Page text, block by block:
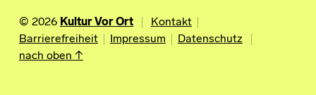
© 2026 Kultur Vor Ort
Kontakt
Barrierefreiheit
Impressum
Datenschutz
nach oben ↑